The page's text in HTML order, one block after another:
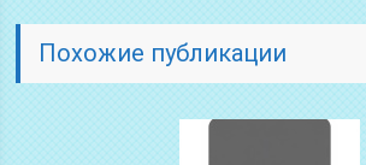
Похожие публикации